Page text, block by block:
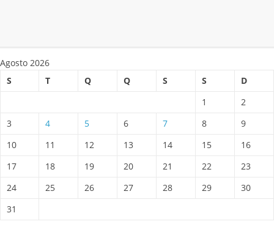
Agosto 2026
S
T Q Q S S
D
1
2
3
4 5 6 7 8
9
10
11 12 13 14 15
16
17
18 19 20 21 22
23
24
25 26 27 28 29
30
31